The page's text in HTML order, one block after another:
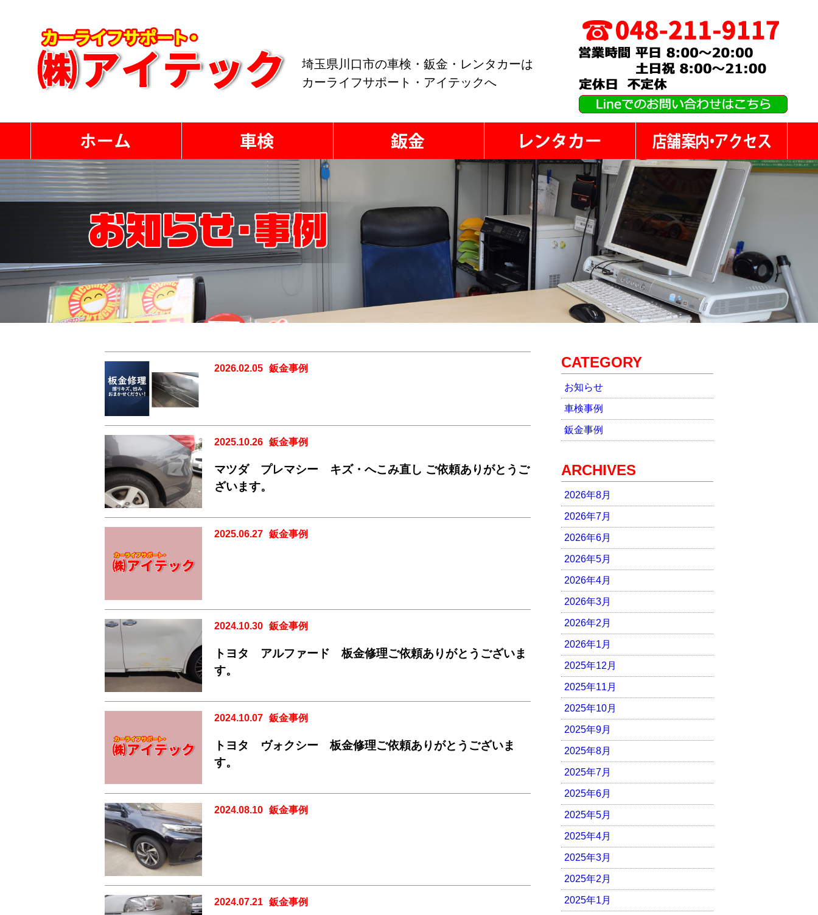
埼玉県川口市の車検・鈑金・レンタカーは
カーライフサポート・アイテックへ
2026.02.05 鈑金事例
2025.10.26 鈑金事例
マツダ プレマシー キズ・へこみ直し ご依頼ありがとうご
ざいます。
2025.06.27 鈑金事例
2024.10.30 鈑金事例
トヨタ アルファード 板金修理ご依頼ありがとうございま
す。
2024.10.07 鈑金事例
トヨタ ヴォクシー 板金修理ご依頼ありがとうございま
す。
2024.08.10 鈑金事例
2024.07.21 鈑金事例
CATEGORY
お知らせ
車検事例
鈑金事例
ARCHIVES
2026年8月
2026年7月
2026年6月
2026年5月
2026年4月
2026年3月
2026年2月
2026年1月
2025年12月
2025年11月
2025年10月
2025年9月
2025年8月
2025年7月
2025年6月
2025年5月
2025年4月
2025年3月
2025年2月
2025年1月